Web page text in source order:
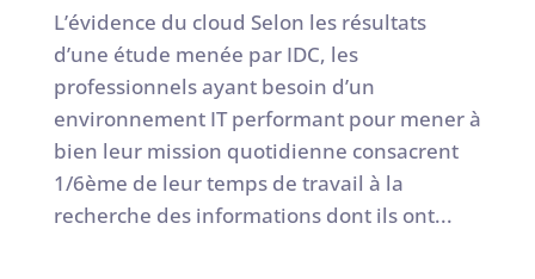
L’évidence du cloud Selon les résultats
d’une étude menée par IDC, les
professionnels ayant besoin d’un
environnement IT performant pour mener à
bien leur mission quotidienne consacrent
1/6ème de leur temps de travail à la
recherche des informations dont ils ont...